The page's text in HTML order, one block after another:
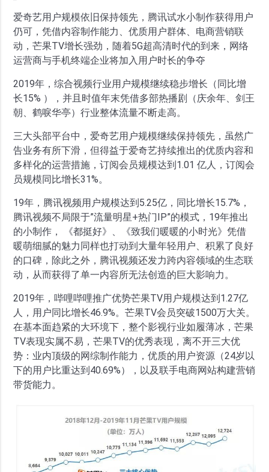
爱奇艺用户规模依旧保持领先，腾讯试水小制作获得用户
仍可，凭借内容制作能力、优质用户群体、电商营销联
动，芒果TV增长强劲，随着5G超高清时代的到来，网络
运营商与手机终端企业将加入用户时长的争夺
2019年，综合视频行业用户规模继续稳步增长（同比增
长15% ），并且时值年末凭借多部热播剧（庆余年、剑王
朝、鹤唳华亭）行业整体流量不断走高。
三大头部平台中，爱奇艺用户规模继续保持领先，虽然广
告业务有所下滑，但得益于爱奇艺持续推出的优质内容和
多样化的运营措施，订阅会员规模达到1.01 亿人，订阅会
员规模同比增长31%。
19年，腾讯视频用户规模达到5.25亿，同比增长15.7%，
腾讯视频不局限于”流量明星+热门IP”的模式，19年推出
的小制作， 《都挺好》、《致我们暖暖的小时光》凭借
暖萌细腻的魅力同样也打动到大量年轻用户、积累了良好
的口碑，除此之外，腾讯视频还发力跨内容领域的生态联
动，从而获得了单一内容所无法创造的巨大影响力。
2019年，哔哩哔哩推广优势芒果TV用户规模达到1.27亿
人，用户同比增长46.9%。芒果TV会员突破1500万大关。
在基本面趋紧的大环境下，整个影视行业如履薄冰，芒果
TV表现实属不易，芒果TV的优秀表现，离不开三大优
势：业内顶级的网综制作能力，优质的用户资源（24岁以
下的用户比重达到40.69%），以及联手电商网站构建营销
带货能力。